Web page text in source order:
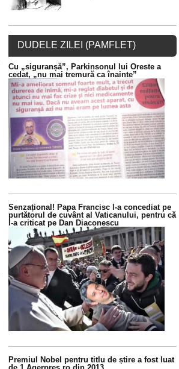
DUDELE ZILEI (PAMFLET)
Cu „siguranșă”, Parkinsonul lui Oreste a
cedat, „nu mai tremură ca înainte”
Senzațional! Papa Francisc l-a concediat pe
purtătorul de cuvânt al Vaticanului, pentru că
l-a criticat pe Dan Diaconescu
Premiul Nobel pentru titlu de știre a fost luat